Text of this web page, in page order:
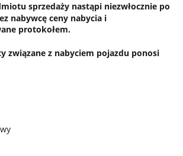
sprzedaży nastąpi niezwłocznie po
nabywcę ceny nabycia i
protokołem.
związane z nabyciem pojazdu ponosi